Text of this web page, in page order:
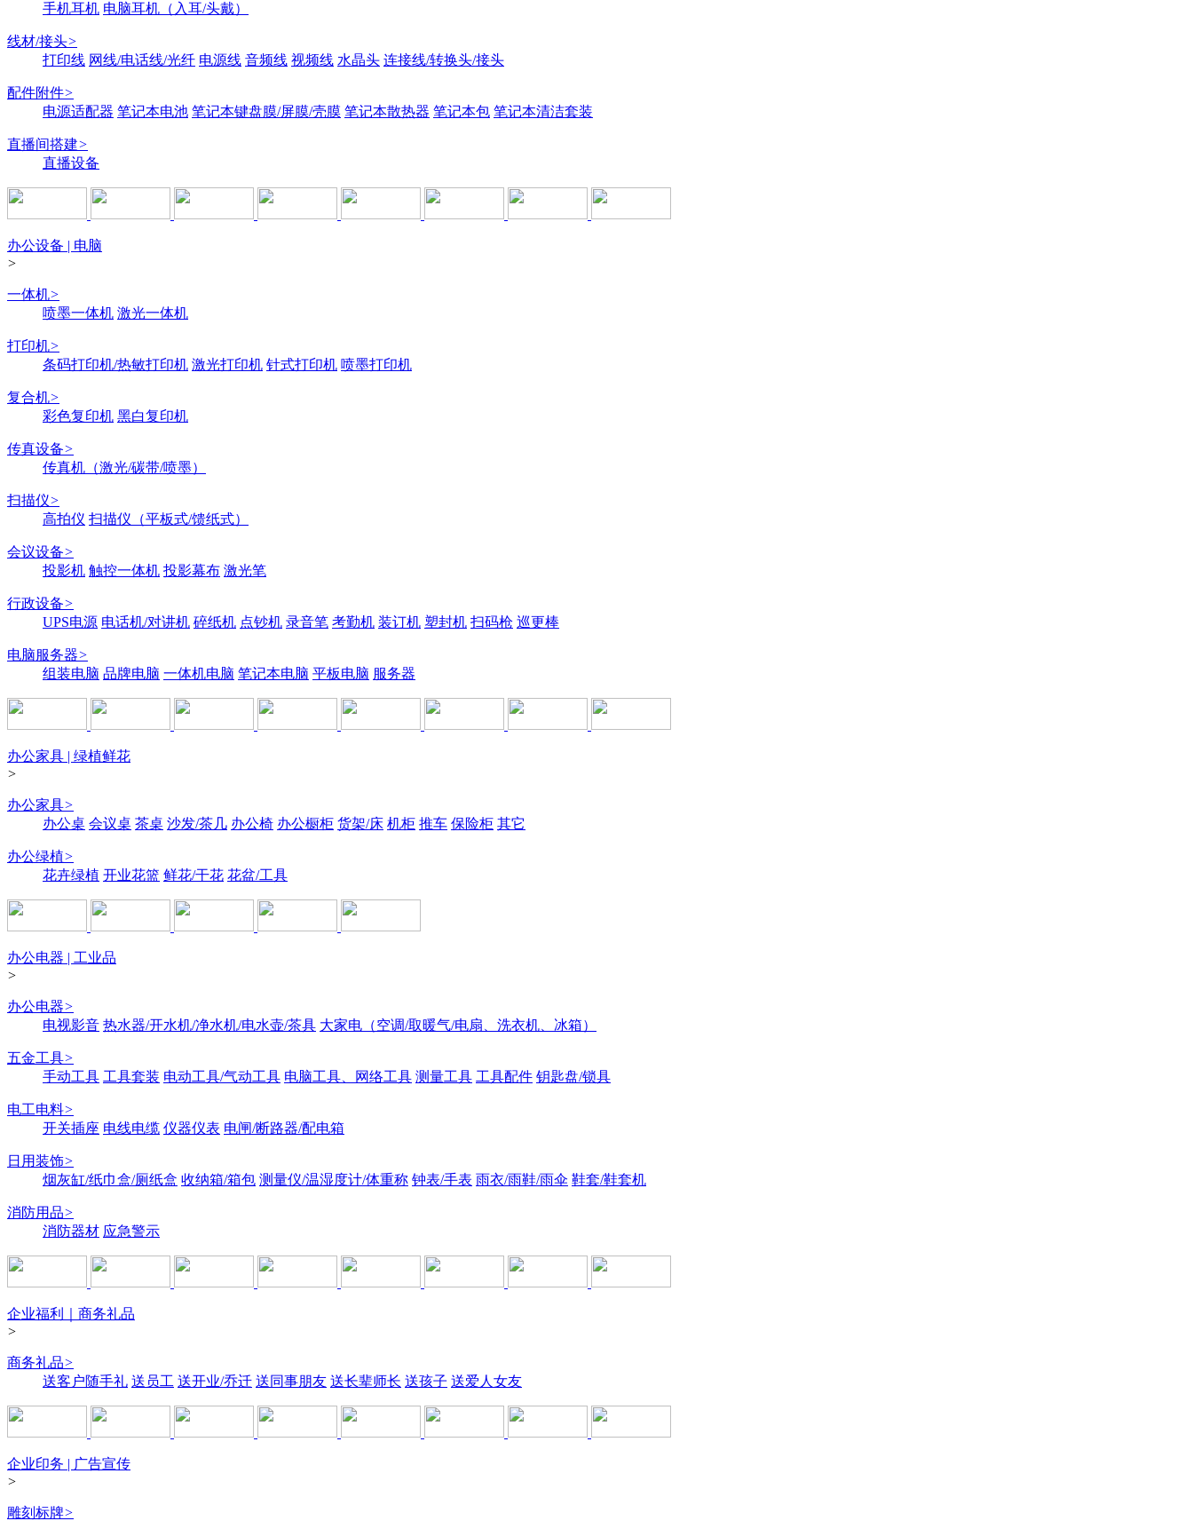
手机耳机 电脑耳机（入耳/头戴）
线材/接头>
打印线 网线/电话线/光纤 电源线 音频线 视频线 水晶头 连接线/转换头/接头
配件附件>
电源适配器 笔记本电池 笔记本键盘膜/屏膜/壳膜 笔记本散热器 笔记本包 笔记本清洁套装
直播间搭建>
直播设备
办公设备 | 电脑
>
一体机>
喷墨一体机 激光一体机
打印机>
条码打印机/热敏打印机 激光打印机 针式打印机 喷墨打印机
复合机>
彩色复印机 黑白复印机
传真设备>
传真机（激光/碳带/喷墨）
扫描仪>
高拍仪 扫描仪（平板式/馈纸式）
会议设备>
投影机 触控一体机 投影幕布 激光笔
行政设备>
UPS电源 电话机/对讲机 碎纸机 点钞机 录音笔 考勤机 装订机 塑封机 扫码枪 巡更棒
电脑服务器>
组装电脑 品牌电脑 一体机电脑 笔记本电脑 平板电脑 服务器
办公家具 | 绿植鲜花
>
办公家具>
办公桌 会议桌 茶桌 沙发/茶几 办公椅 办公橱柜 货架/床 机柜 推车 保险柜 其它
办公绿植>
花卉绿植 开业花篮 鲜花/干花 花盆/工具
办公电器 | 工业品
>
办公电器>
电视影音 热水器/开水机/净水机/电水壶/茶具 大家电（空调/取暖气/电扇、洗衣机、冰箱）
五金工具>
手动工具 工具套装 电动工具/气动工具 电脑工具、网络工具 测量工具 工具配件 钥匙盘/锁具
电工电料>
开关插座 电线电缆 仪器仪表 电闸/断路器/配电箱
日用装饰>
烟灰缸/纸巾盒/厕纸盒 收纳箱/箱包 测量仪/温湿度计/体重称 钟表/手表 雨衣/雨鞋/雨伞 鞋套/鞋套机
消防用品>
消防器材 应急警示
企业福利｜商务礼品
>
商务礼品>
送客户随手礼 送员工 送开业/乔迁 送同事朋友 送长辈师长 送孩子 送爱人女友
企业印务 | 广告宣传
>
雕刻标牌>